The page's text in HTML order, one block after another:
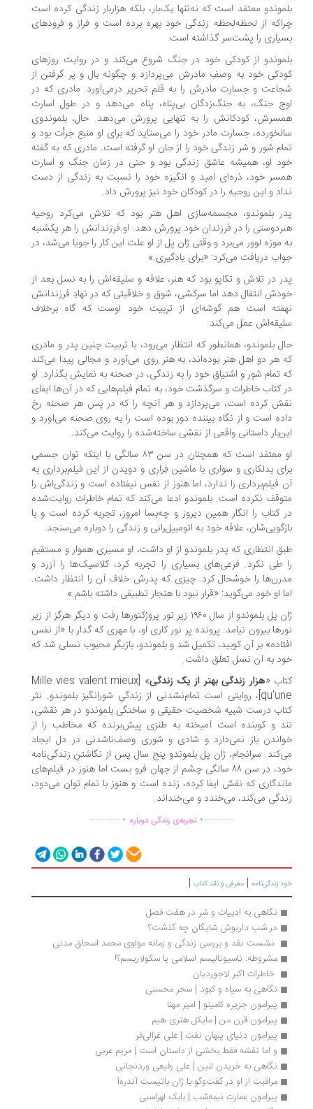
معتقد است که نه‌تنها یک‌بار، بلکه هزاربار زندگی کرده است
از لحظه‌لحظه زندگی خود بهره برده است و فراز و فرودهای
را پشت‌سر گذاشته است.
از کودکی خود در جنگ شروع می‌کند و در روایت روزهای
خود به وصفِ مادرش می‌پردازد و چگونه بال و پر گرفتن از
و جسارت مادرش را به قلم تحریر درمی‌آورد. مادری که در
جنگ، به جنگ‌زدگان بی‌پناه، پناه می‌دهد و در طول اسارت
کودکانش را به تنهایی پرورش می‌دهد. حال، بلموندوی
جسارت مادر خود را می‌ستاید که برای او منبع جرأت بود و
شور و شر زندگی خود را از جان او گرفته است. مادری که به گفته
او، همیشه عاشق زندگی بود و حتی در زمان جنگ و اسارت
خود، ذره‌ای امید و انگیزه خود را نسبت به زندگی از دست
و این روحیه را در کودکان خود نیز پرورش داد.
بلموندو، مجسمه‌سازی اهل هنر بود که تلاش می‌کرد روحیه
را در فرزندان خود پرورش دهد. او فرزندانش را هر یکشنبه
موزه لوور می‌برد و وقتی ژان‌ پل از او علت این کار را جویا می‌شد، در
دریافت می‌کرد: «برای یادگیری.»
در تلاش و تکاپو بود که هنر، علاقه و سلیقه‌اش را به نسل بعد از
انتقال دهد اما سرکشی، شوق و خلاقیتی که در نهادِ فرزندانش
است هم گوشه‌ای از تربیت خود اوست که گاه برخلاف
عمل می‌کند.
بلموندو، همانطور که انتظار می‌رود، با تربیت چنین پدر و مادری
هر دو اهل هنر بوده‌اند، به هنر روی می‌‌آورد و مجالی پیدا می‌کند
تمام شور و اشتیاق خود را به زندگی، در صحنه به نمایش بگذارد. او
کتاب خاطرات و سرگذشت خود، به تمام فیلم‌هایی که در آن‌ها ایفای
کرده است، می‌پردازد و هر آنچه را که در پس هر صحنه رخ
است و از نگاه بیننده دور بوده است را به روی صحنه می‌آورد و
داستانی واقعی از نقشی ساخته‌شده را روایت می‌کند.
او معتقد است که همچنان در سن ۸۳ سالگی با اینکه توان جسمی
بدلکاری و سواری با ماشین فِراری و دویدن از این فیلم‌برداری به
فیلم‌برداری را ندارد، اما هنوز از نفس نیفتاده است و زندگی‌اش را
نکرده است. بلموندو ادعا می‌کند که تمام خاطرات روایت‌شده
کتاب را انگار همین دیروز و چه‌بسا امروز، تجربه کرده است و با
علاقه خود به اتومبیل‌رانی و زندگی را دوباره می‌سنجد.
انتظاری که پدر بلموندو از او داشت، او مسیری هموار و مستقیم
طی نکرد. فرعی‌های بسیاری را تجربه کرد، کلاسیک‌ها را آزرد و
را خوشحال کرد. چیزی که پدرش خلاف آن را انتظار داشت.
او خود می‌گوید: «قرار نبود با هنجار تطبیقی داشته باشم.»
ژان‌ پل بلموندو از سال ۱۹۶۰ زیر نور پروژکتورها رفت و دیگر هرگز از زیر
بیرون نیامد. پرونده پر نور کاری او، با مهری که گدار با «از نفس
بر آن کوبید، تکمیل شد و بلموندو، بازیگر محبوب نسلی شد که
به آن‌ نسل تعلق داشت.
هزار زندگی بهتر از یک زندگی
» [Mille vies valent mieux
qu'une]، روایتی است تمام‌نشدنی از زندگیِ شورانگیز بلموندو. نثر
درست شبیه شخصیت حقیقی و ساختگی بلموندو در هر نقشی،
و کوبنده است آمیخته به طنزی پیش‌برنده که مخاطب را از
باز نمی‌دارد و شادی و شوری وصف‌ناشدنی در دل ایجاد
سرانجام، ژان پل بلموندو پنج سال پس از نگاشتنِ زندگی‌نامه
خود، در سن ۸۸ سالگی چشم از جهان فرو بست اما هنوز در فیلم‌های
که نقش ایفا کرده، زنده است و هنوز با تمام توان می‌دود،
می‌کند، می‌خندد و می‌خنداند.
............... .تجربه‌ی زندگی دوباره ...............
زندگی‌نامه|معرفی و نقد کتاب|
نگاهی به ادبیات و شر در هفت فصل
در شب داریوش شایگان چه گذشت؟
نشست نقد و بررسی زندگی و زمانه مولوی محمد اسحاق مدنی
مشروطه: ناسیونالیسم اسلامی یا سکولاریسم؟!
خاطرات اکبر لاجوردیان
نگاهی به سیاه و کبود | سحر محسنی
پیرامون جزیره کامینو | امیر مهنا
پیرامون قرن من | مایکل هنری هیم
پیرامون دنیای پنهان نفت | علی غزالی‌فر
و اما نقشه فقط بخشی از داستان است | مریم عربی
نگاهی به خریدن لنین | علی رفیعی وردنجانی
مراقبت از او در گفت‌وگو با ژان باتیست آندره‌آ
پیرامون عمارت نیمه‌شب | بابک لهراسبی